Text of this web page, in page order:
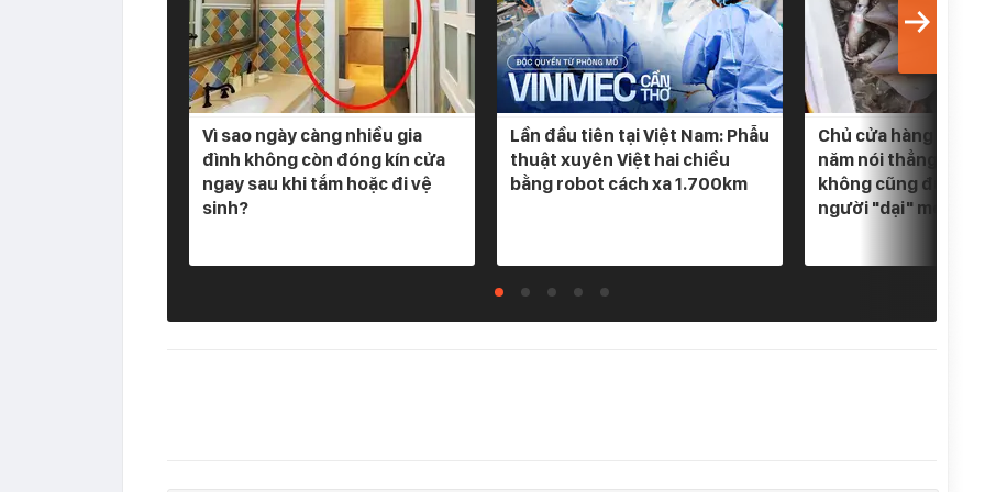
Vì sao ngày càng nhiều gia
đình không còn đóng kín cửa
ngay sau khi tắm hoặc đi vệ
sinh?
Lần đầu tiên tại Việt Nam: Phẫu
thuật xuyên Việt hai chiều
bằng robot cách xa 1.700km
Chủ cửa hàng hải
năm nói thẳng: 5
không cũng đừng
người "dại" mới bỏ